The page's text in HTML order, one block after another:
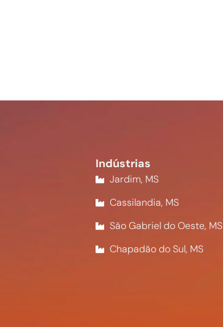
Indústrias
Jardim, MS
Cassilandia, MS
São Gabriel do Oeste, MS
Chapadão do Sul, MS